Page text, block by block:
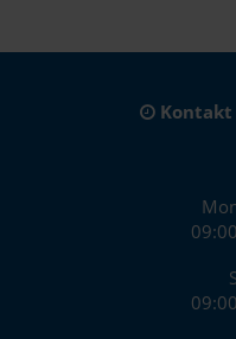
Kontakt